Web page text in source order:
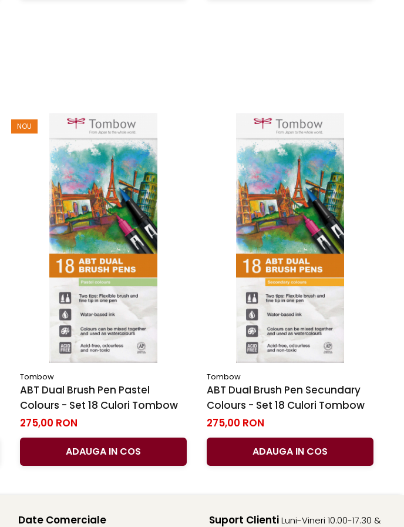
NOU
Tombow
ABT Dual Brush Pen Pastel
Colours - Set 18 Culori Tombow
275,00 RON
ADAUGA IN COS
Tombow
ABT Dual Brush Pen Secundary
Colours - Set 18 Culori Tombow
275,00 RON
ADAUGA IN COS
Date Comerciale Suport ClientiLuni-Vineri 10.00-17.30 &